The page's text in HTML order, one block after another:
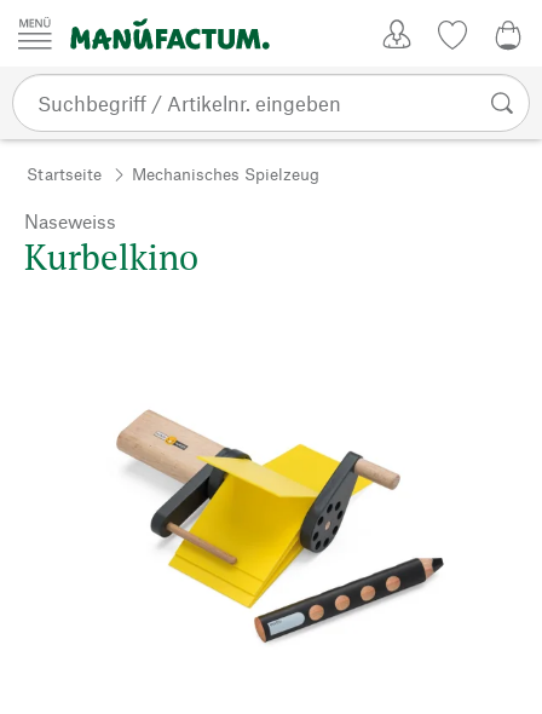
Zum Inhalt springen
Startseite Mechanisches Spielzeug
Naseweiss
Kurbelkino